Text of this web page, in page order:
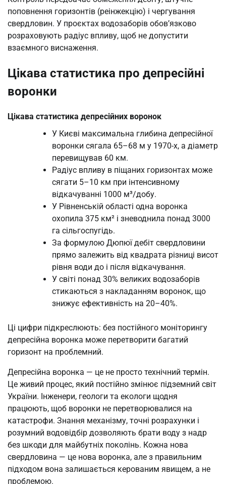
поповнення горизонтів (реінжекцію) і чергування
свердловин. У проєктах водозаборів обов’язково
розраховують радіус впливу, щоб не допустити
взаємного виснаження.
Цікава статистика про депресійні
воронки
Цікава статистика депресійних воронок
У Києві максимальна глибина депресійної
воронки сягала 65–68 м у 1970-х, а діаметр
перевищував 60 км.
Радіус впливу в піщаних горизонтах може
сягати 5–10 км при інтенсивному
відкачуванні 1000 м³/добу.
У Рівненській області одна воронка
охопила 375 км² і зневоднила понад 3000
га сільгоспугідь.
За формулою Дюпюї дебіт свердловини
прямо залежить від квадрата різниці висот
рівня води до і після відкачування.
У світі понад 30% великих водозаборів
стикаються з накладанням воронок, що
знижує ефективність на 20–40%.
Ці цифри підкреслюють: без постійного моніторингу
депресійна воронка може перетворити багатий
горизонт на проблемний.
Депресійна воронка — це не просто технічний термін.
Це живий процес, який постійно змінює підземний світ
України. Інженери, геологи та екологи щодня
працюють, щоб воронки не перетворювалися на
катастрофи. Знання механізму, точні розрахунки і
розумний водовідбір дозволяють брати воду з надр
без шкоди для майбутніх поколінь. Кожна нова
свердловина — це нова воронка, але з правильним
підходом вона залишається керованим явищем, а не
проблемою.